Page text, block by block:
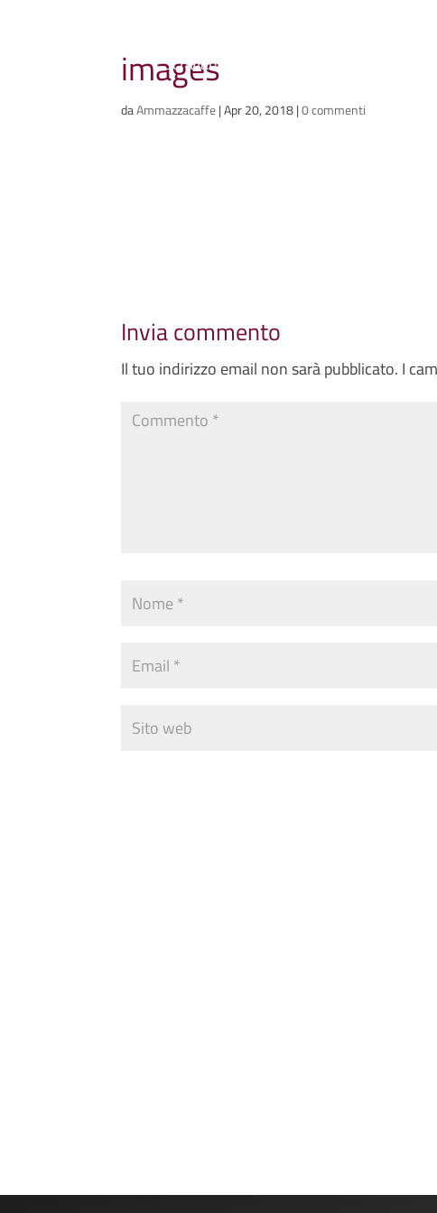
Scriviamo cose, intervistiamo gente
images
daAmmazzacaffe|Apr 20, 2018|0 commenti
Invia commento
Il tuo indirizzo email non sarà pubblicato. I